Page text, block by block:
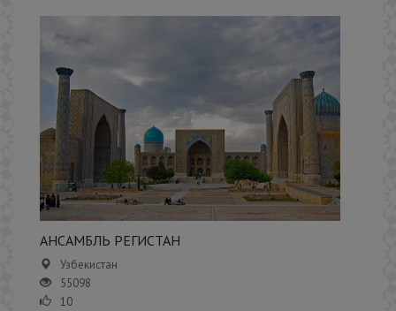
АНСАМБЛЬ РЕГИСТАН
Узбекистан
55098
10